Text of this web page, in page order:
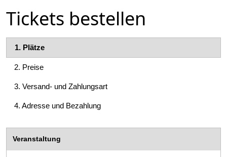
Tickets bestellen
1. Plätze
2. Preise
3. Versand- und Zahlungsart
4. Adresse und Bezahlung
Veranstaltung